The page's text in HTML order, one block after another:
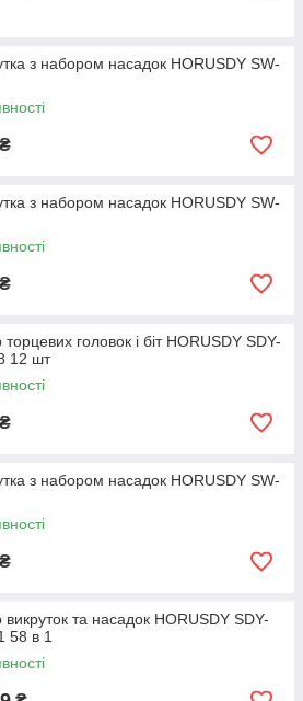
з набором насадок HORUSDY SW-
₴
з набором насадок HORUSDY SW-
₴
торцевих головок і біт HORUSDY SDY-
12 шт
₴
з набором насадок HORUSDY SW-
₴
викруток та насадок HORUSDY SDY-
58 в 1